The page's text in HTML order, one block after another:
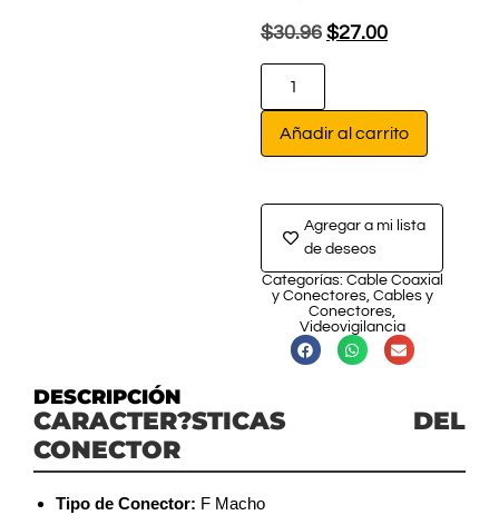
$30.96 $27.00
Añadir al carrito
Agregar a mi lista
de deseos
Categorías: Cable Coaxial
y Conectores, Cables y
Conectores,
Videovigilancia
DESCRIPCIÓN
CARACTER?STICAS DEL
CONECTOR
Tipo de Conector: F Macho